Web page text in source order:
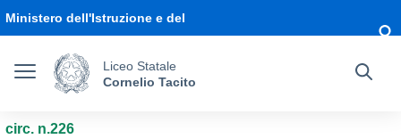
Ministero dell'Istruzione e del
Liceo Statale
Cornelio Tacito
circ. n.226